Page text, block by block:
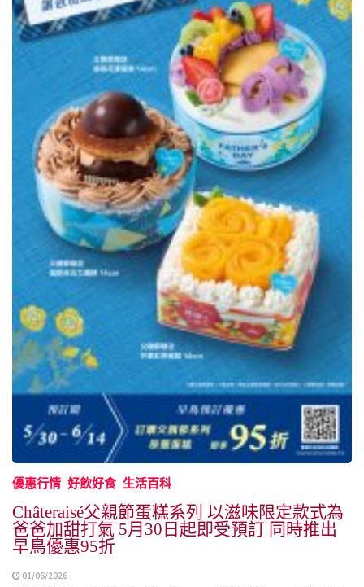
優惠行情 好飲好食 生活百科
Châteraisé父親節蛋糕系列 以滋味限定款式為
爸爸加甜打氣 5月30日起即受預訂 同時推出
早鳥優惠95折
01/06/2026